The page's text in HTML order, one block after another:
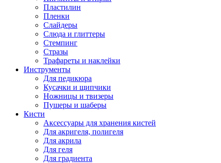
Пластилин
Пленки
Слайдеры
Слюда и глиттеры
Стемпинг
Стразы
Трафареты и наклейки
Инструменты
Для педикюра
Кусачки и щипчики
Ножницы и твизеры
Пушеры и шаберы
Кисти
Аксессуары для хранения кистей
Для акригеля, полигеля
Для акрила
Для геля
Для градиента